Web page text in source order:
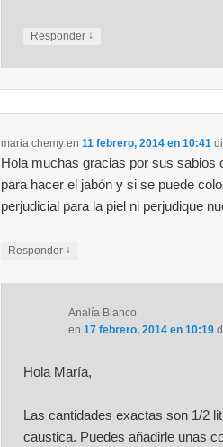
Responder ↓
maria chemyen 11 febrero, 2014 en 10:41
Hola muchas gracias por sus sabios
para hacer el jabón y si se puede
perjudicial para la piel ni perjudique
Responder ↓
Analía Blanco
en17 febrero, 2014 en 10:19
Hola María,
Las cantidades exactas son 1/2
caustica. Puedes añadirle unas